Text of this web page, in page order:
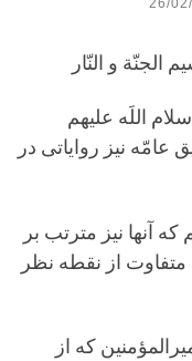
26/
الجنّة و النّار
اللَه علیهم
نیز روایاتى در
آنها نیز مترتب بر
از نقطه نظر
که از